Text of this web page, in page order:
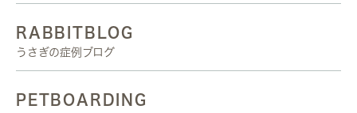
RABBITBLOG
うさぎの症例ブログ
PETBOARDING